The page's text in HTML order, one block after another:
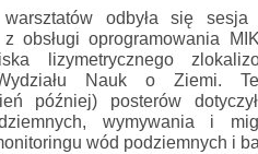
odbyła się
obsługi oprogramowania
lizymetrycznego
Wydziału Nauk o Ziemi.
później) posterów
wymywania i
wód podziemnych i